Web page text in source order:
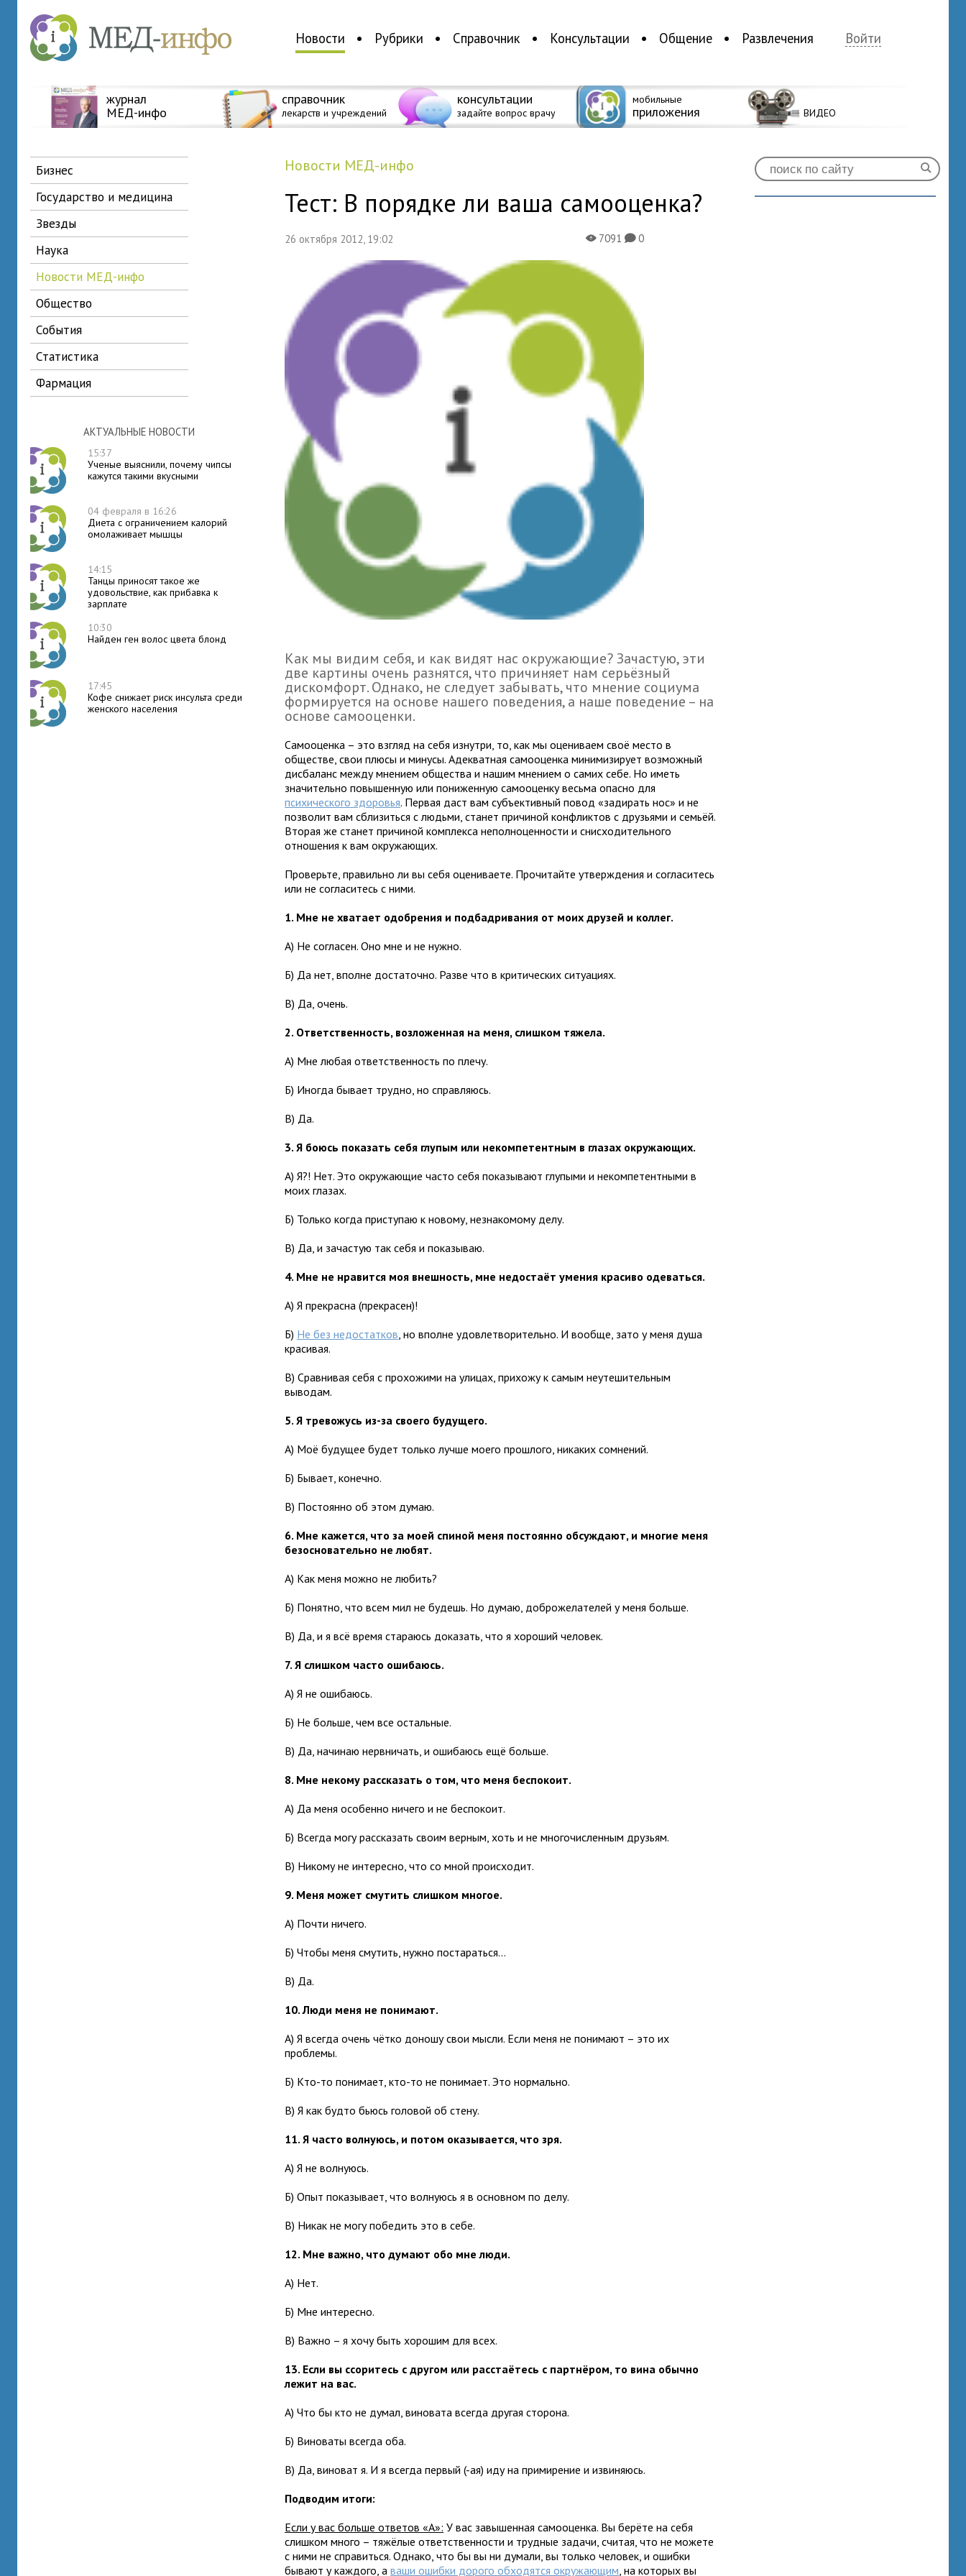
Новости Рубрики Справочник Консультации Общение Развлечения Войти
журнал
МЕД-инфо
справочник
лекарств и учреждений
консультации
задайте вопрос врачу
мобильные
приложения ВИДЕО
бизнес
государство и медицина
звезды
наука
новости МЕД-инфо
общество
события
статистика
фармация
АКТУАЛЬНЫЕ НОВОСТИ
15:37
Ученые выяснили, почему чипсы
кажутся такими вкусными
04 февраля в 16:26
Диета с ограничением калорий
омолаживает мышцы
14:15
Танцы приносят такое же
удовольствие, как прибавка к
зарплате
10:30
Найден ген волос цвета блонд
17:45
Кофе снижает риск инсульта среди
женского населения
новости МЕД-инфо
Тест: В порядке ли ваша самооценка?
26 октября 2012, 19:02 X7091K0
Как мы видим себя, и как видят нас окружающие? Зачастую, эти
две картины очень разнятся, что причиняет нам серьёзный
дискомфорт. Однако, не следует забывать, что мнение социума
формируется на основе нашего поведения, а наше поведение – на
основе самооценки.
Самооценка – это взгляд на себя изнутри, то, как мы оцениваем своё место в
обществе, свои плюсы и минусы. Адекватная самооценка минимизирует возможный
дисбаланс между мнением общества и нашим мнением о самих себе. Но иметь
значительно повышенную или пониженную самооценку весьма опасно для
психического здоровья. Первая даст вам субъективный повод «задирать нос» и не
позволит вам сблизиться с людьми, станет причиной конфликтов с друзьями и семьёй.
Вторая же станет причиной комплекса неполноценности и снисходительного
отношения к вам окружающих.
Проверьте, правильно ли вы себя оцениваете. Прочитайте утверждения и согласитесь
или не согласитесь с ними.
1. Мне не хватает одобрения и подбадривания от моих друзей и коллег.
А) Не согласен. Оно мне и не нужно.
Б) Да нет, вполне достаточно. Разве что в критических ситуациях.
В) Да, очень.
2. Ответственность, возложенная на меня, слишком тяжела.
А) Мне любая ответственность по плечу.
Б) Иногда бывает трудно, но справляюсь.
В) Да.
3. Я боюсь показать себя глупым или некомпетентным в глазах окружающих.
А) Я?! Нет. Это окружающие часто себя показывают глупыми и некомпетентными в
моих глазах.
Б) Только когда приступаю к новому, незнакомому делу.
В) Да, и зачастую так себя и показываю.
4. Мне не нравится моя внешность, мне недостаёт умения красиво одеваться.
А) Я прекрасна (прекрасен)!
Б) Не без недостатков, но вполне удовлетворительно. И вообще, зато у меня душа
красивая.
В) Сравнивая себя с прохожими на улицах, прихожу к самым неутешительным
выводам.
5. Я тревожусь из-за своего будущего.
А) Моё будущее будет только лучше моего прошлого, никаких сомнений.
Б) Бывает, конечно.
В) Постоянно об этом думаю.
6. Мне кажется, что за моей спиной меня постоянно обсуждают, и многие меня
безосновательно не любят.
А) Как меня можно не любить?
Б) Понятно, что всем мил не будешь. Но думаю, доброжелателей у меня больше.
В) Да, и я всё время стараюсь доказать, что я хороший человек.
7. Я слишком часто ошибаюсь.
А) Я не ошибаюсь.
Б) Не больше, чем все остальные.
В) Да, начинаю нервничать, и ошибаюсь ещё больше.
8. Мне некому рассказать о том, что меня беспокоит.
А) Да меня особенно ничего и не беспокоит.
Б) Всегда могу рассказать своим верным, хоть и не многочисленным друзьям.
В) Никому не интересно, что со мной происходит.
9. Меня может смутить слишком многое.
А) Почти ничего.
Б) Чтобы меня смутить, нужно постараться…
В) Да.
10. Люди меня не понимают.
А) Я всегда очень чётко доношу свои мысли. Если меня не понимают – это их
проблемы.
Б) Кто-то понимает, кто-то не понимает. Это нормально.
В) Я как будто бьюсь головой об стену.
11. Я часто волнуюсь, и потом оказывается, что зря.
А) Я не волнуюсь.
Б) Опыт показывает, что волнуюсь я в основном по делу.
В) Никак не могу победить это в себе.
12. Мне важно, что думают обо мне люди.
А) Нет.
Б) Мне интересно.
В) Важно – я хочу быть хорошим для всех.
13. Если вы ссоритесь с другом или расстаётесь с партнёром, то вина обычно
лежит на вас.
А) Что бы кто не думал, виновата всегда другая сторона.
Б) Виноваты всегда оба.
В) Да, виноват я. И я всегда первый (-ая) иду на примирение и извиняюсь.
Подводим итоги:
Если у вас больше ответов «А»: У вас завышенная самооценка. Вы берёте на себя
слишком много – тяжёлые ответственности и трудные задачи, считая, что не можете
с ними не справиться. Однако, что бы вы ни думали, вы только человек, и ошибки
бывают у каждого, аваши ошибки дорого обходятся окружающим, на которых вы